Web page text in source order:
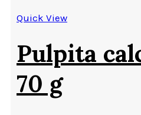
Quick View
Pulpita
70 g